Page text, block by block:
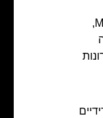
ישראליים, כגון Wix ו‑Mobileye,